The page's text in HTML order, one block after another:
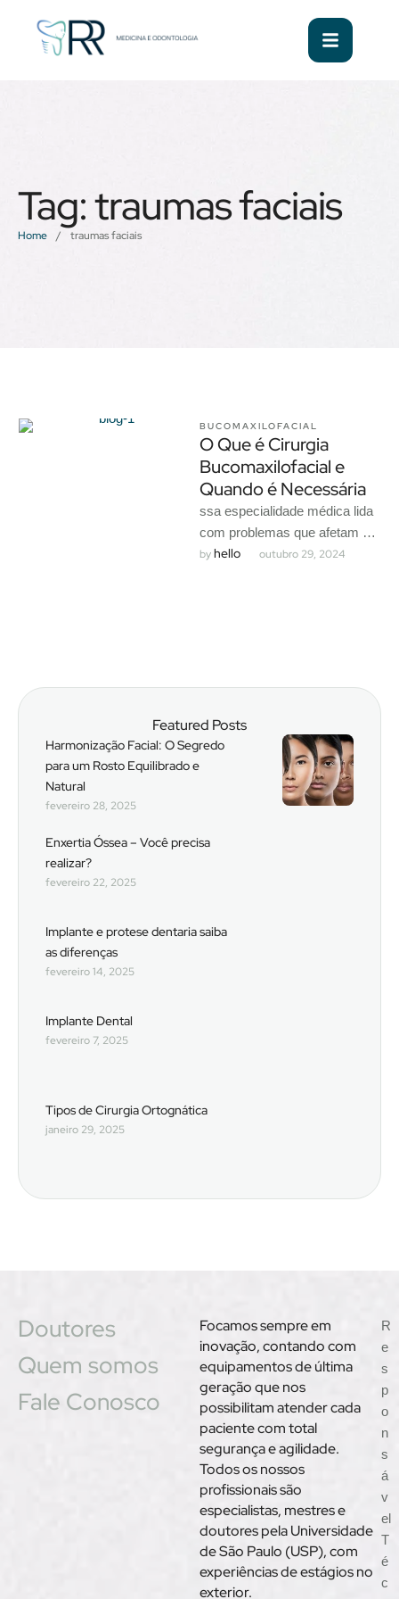
Tag:traumas faciais
Home / traumas faciais
BUCOMAXILOFACIAL
O Que é Cirurgia
Bucomaxilofacial e
Quando é Necessária
ssa especialidade médica lida
com problemas que afetam o
sistema mastigatório, ossos
by hello outubro 29, 2024
Featured Posts
Harmonização Facial: O Segredo
para um Rosto Equilibrado e
Natural
fevereiro 28, 2025
Enxertia Óssea – Você precisa
realizar?
fevereiro 22, 2025
Implante e protese dentaria saiba
as diferenças
fevereiro 14, 2025
Implante Dental
fevereiro 7, 2025
Tipos de Cirurgia Ortognática
janeiro 29, 2025
Doutores
Quem somos
Fale Conosco
Focamos sempre em
inovação, contando com
equipamentos de última
geração que nos
possibilitam atender cada
paciente com total
segurança e agilidade.
Todos os nossos
profissionais são
especialistas, mestres e
doutores pela Universidade
de São Paulo (USP), com
experiências de estágios no
exterior.
R
e
s
p
o
n
s
á
v
el
T
é
c